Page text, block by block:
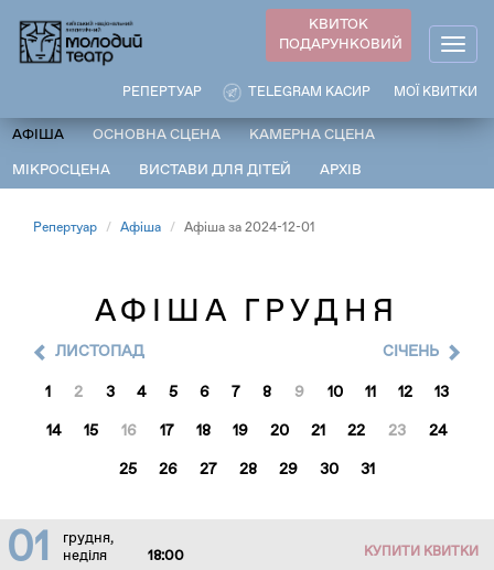
основного
КВИТОК
ПОДАРУНКОВИЙ
МОЇ КВИТКИ
TELEGRAM КАСИР
РЕПЕРТУАР
АФІША ОСНОВНА СЦЕНА КАМЕРНА СЦЕНА
МІКРОСЦЕНА ВИСТАВИ ДЛЯ ДІТЕЙ АРХІВ
Репертуар Афіша Афіша за 2024-12-01
АФІША ГРУДНЯ
ЛИСТОПАД
1 2 3 4 5 6 7 8 9 10 11 12 13
14 15 16 17 18 19 20 21 22 23 24
25 26 27 28 29 30 31
CІЧЕНЬ
01
грудня,
неділя
18:00 КУПИТИ КВИТКИ